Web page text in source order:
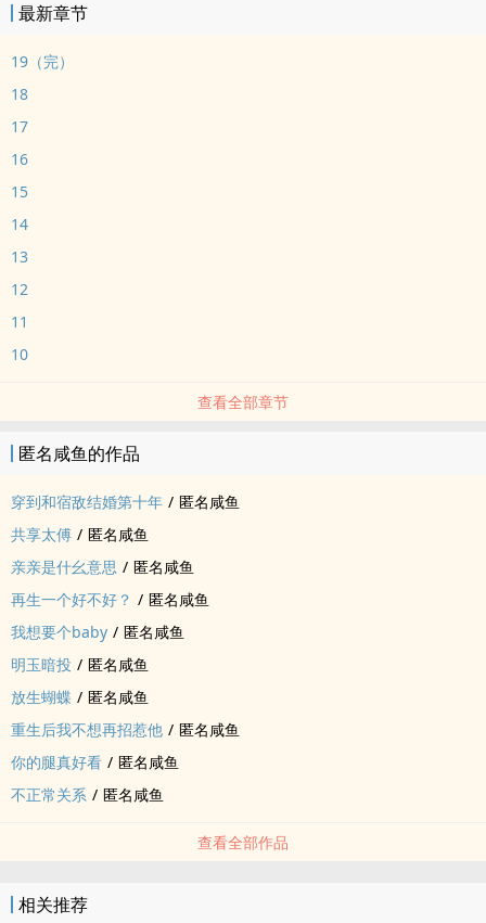
练车
最新章节
19（完）
18
17
16
15
14
13
12
11
10
查看全部章节
匿名咸鱼的作品
穿到和宿敌结婚第十年 / 匿名咸鱼
共享太傅 / 匿名咸鱼
亲亲是什幺意思 / 匿名咸鱼
再生一个好不好？ / 匿名咸鱼
我想要个baby / 匿名咸鱼
明玉暗投 / 匿名咸鱼
放生蝴蝶 / 匿名咸鱼
重生后我不想再招惹他 / 匿名咸鱼
你的腿真好看 / 匿名咸鱼
不正常关系 / 匿名咸鱼
查看全部作品
相关推荐